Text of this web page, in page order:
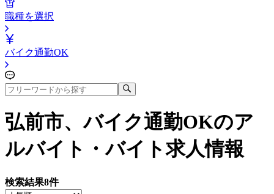
職種を選択
バイク通勤OK
弘前市、バイク通勤OKのア
ルバイト・バイト求人情報
検索結果8件